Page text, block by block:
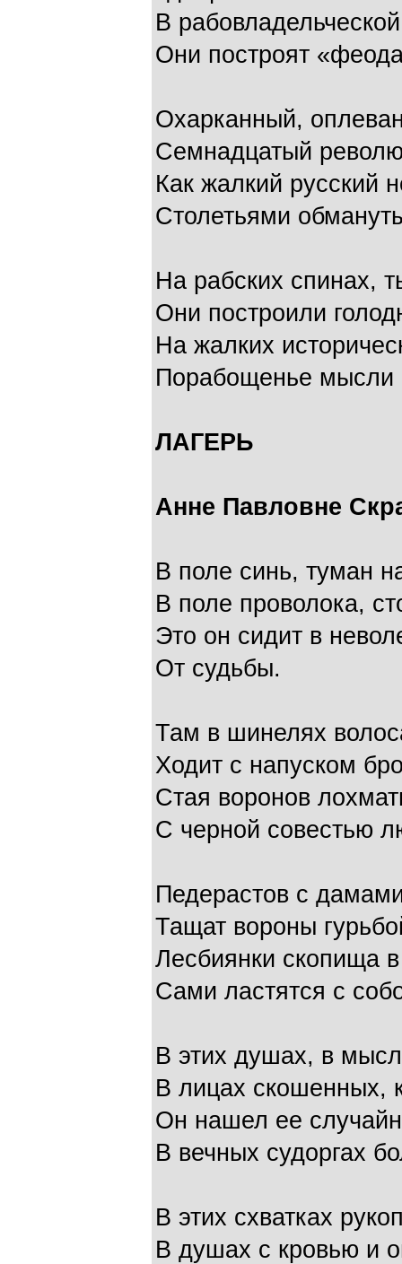
В
Они построят
Охарканный,
Семнадцатый
Как жалкий русский
Столетьями
На рабских спинах,
Они построили
На жалких
Порабощенье мысли
ЛАГЕРЬ
Анне Павловне
В поле синь, туман
В поле проволока,
Это он сидит в
От судьбы.
Там в шинелях
Ходит с напуском
Стая воронов
С черной совестью
Педерастов с
Тащат вороны
Лесбиянки скопища
Сами ластятся с
В этих душах, в
В лицах скошенных,
Он нашел ее
В вечных судоргах
В этих схватках
В душах с кровью и